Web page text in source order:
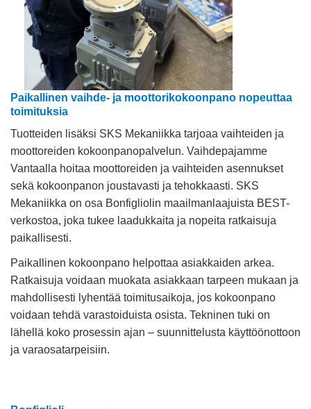
Paikallinen vaihde- ja moottorikokoonpano nopeuttaa
toimituksia
Tuotteiden lisäksi SKS Mekaniikka tarjoaa vaihteiden ja
moottoreiden kokoonpanopalvelun. Vaihdepajamme
Vantaalla hoitaa moottoreiden ja vaihteiden asennukset
sekä kokoonpanon joustavasti ja tehokkaasti. SKS
Mekaniikka on osa Bonfigliolin maailmanlaajuista BEST-
verkostoa, joka tukee laadukkaita ja nopeita ratkaisuja
paikallisesti.
Paikallinen kokoonpano helpottaa asiakkaiden arkea.
Ratkaisuja voidaan muokata asiakkaan tarpeen mukaan ja
mahdollisesti lyhentää toimitusaikoja, jos kokoonpano
voidaan tehdä varastoiduista osista. Tekninen tuki on
lähellä koko prosessin ajan – suunnittelusta käyttöönottoon
ja varaosatarpeisiin.